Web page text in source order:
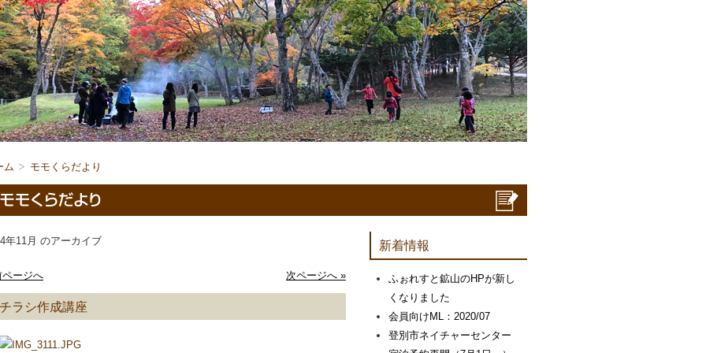
ム モモくらだより
年11月 のアーカイブ
ページへ 次ページへ »
チラシ作成講座
新着情報
ふぉれすと鉱山のHPが新し
くなりました
会員向けML：2020/07
登別市ネイチャーセンター